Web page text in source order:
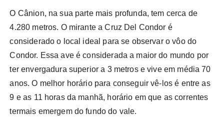
O Cânion, na sua parte mais profunda, tem cerca de
4.280 metros. O mirante a Cruz Del Condor é
considerado o local ideal para se observar o vôo do
Condor. Essa ave é considerada a maior do mundo por
ter envergadura superior a 3 metros e vive em média 70
anos. O melhor horário para conseguir vê-los é entre as
9 e as 11 horas da manhã, horário em que as correntes
termais emergem do fundo do vale.